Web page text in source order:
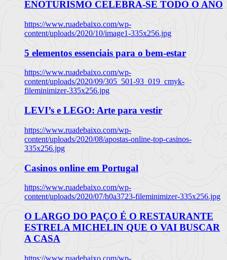
ENOTURISMO CELEBRA-SE TODO O ANO
https://www.ruadebaixo.com/wp-
content/uploads/2020/10/image1-335x256.jpg
5 elementos essenciais para o bem-estar
https://www.ruadebaixo.com/wp-
content/uploads/2020/09/305_501-93_019_cmyk-
fileminimizer-335x256.jpg
LEVI’s e LEGO: Arte para vestir
https://www.ruadebaixo.com/wp-
content/uploads/2020/08/apostas-online-top-casinos-
335x256.jpg
Casinos online em Portugal
https://www.ruadebaixo.com/wp-
content/uploads/2020/07/h0a3723-fileminimizer-335x256.jpg
O LARGO DO PAÇO É O RESTAURANTE
ESTRELA MICHELIN QUE O VAI BUSCAR
A CASA
https://www.ruadebaixo.com/wp-